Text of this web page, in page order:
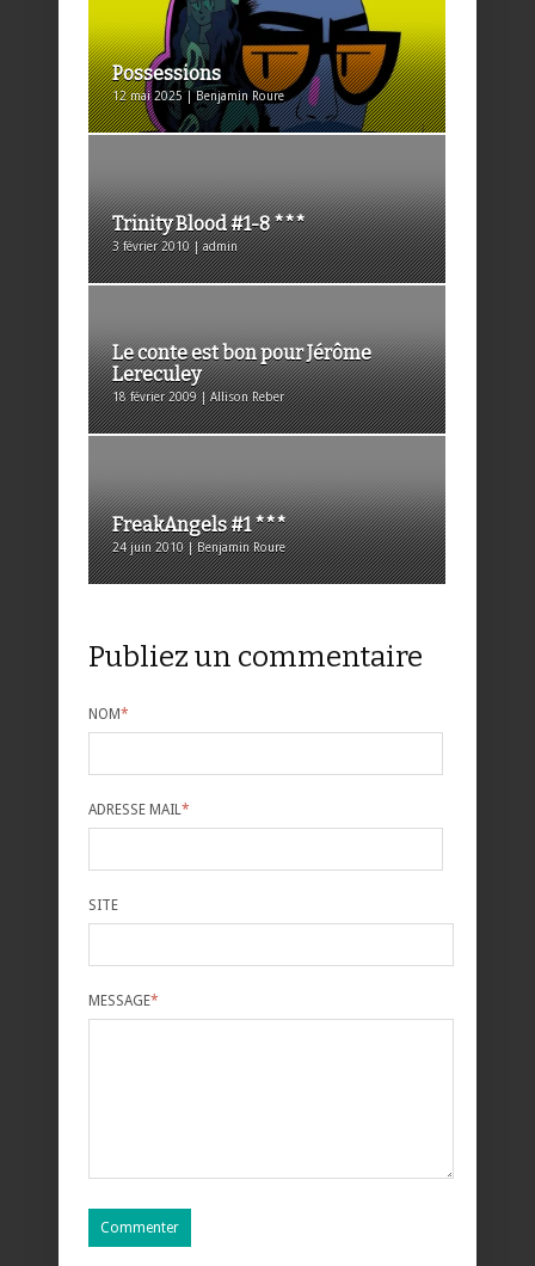
Possessions
12 mai 2025 | Benjamin Roure
Trinity Blood #1-8 ***
3 février 2010 | admin
Le conte est bon pour Jérôme
Lereculey
18 février 2009 | Allison Reber
FreakAngels #1 ***
24 juin 2010 | Benjamin Roure
Publiez un commentaire
NOM*
ADRESSE MAIL*
SITE
MESSAGE*